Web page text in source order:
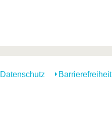
Datenschutz Barrierefreiheit